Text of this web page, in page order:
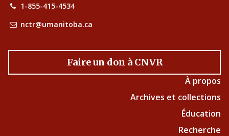
1-855-415-4534
nctr@umanitoba.ca
Faire un don à CNVR
À propos
Archives et collections
Éducation
Recherche